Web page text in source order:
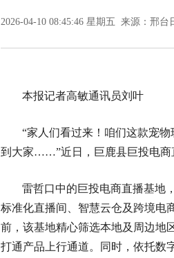
2026-04-10 08:45:46 星期五 来源：邢台
本报记者高敏通讯员刘叶
“家人们看过来！咱们这款宠
到大家……”近日，巨鹿县巨投电商
雷哲口中的巨投电商直播基地
标准化直播间、智慧云仓及跨境电
前，该基地精心筛选本地及周边地
打通产品上行通道。同时，依托数